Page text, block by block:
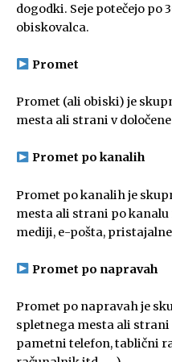
dogodki. Seje potečejo
obiskovalca.
Promet
Promet (ali obiski) je
mesta ali strani v
Promet po kanalih
Promet po kanalih je
mesta ali strani po
mediji, e-pošta,
Promet po napravah
Promet po napravah je
spletnega mesta ali
pametni telefon, tablični